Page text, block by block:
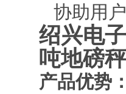
协助用
绍兴电
吨地磅
产品优势